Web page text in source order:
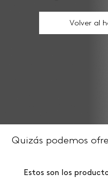
Volver al
Quizás podemos
Estos son los